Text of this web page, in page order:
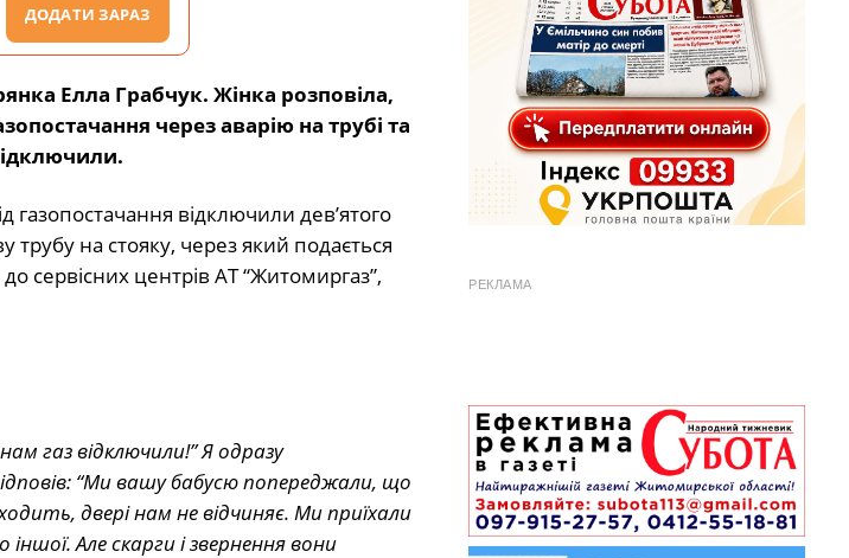
ДОДАТИ ЗАРАЗ
Елла Грабчук. Жінка розповіла,
через аварію на трубі та
газопостачання відключили дев’ятого
на стояку, через який подається
сервісних центрів АТ “Житомиргаз”,
газ відключили!” Я одразу
“Ми вашу бабусю попереджали, що
двері нам не відчиняє. Ми приїхали
Але скарги і звернення вони
РЕКЛАМА